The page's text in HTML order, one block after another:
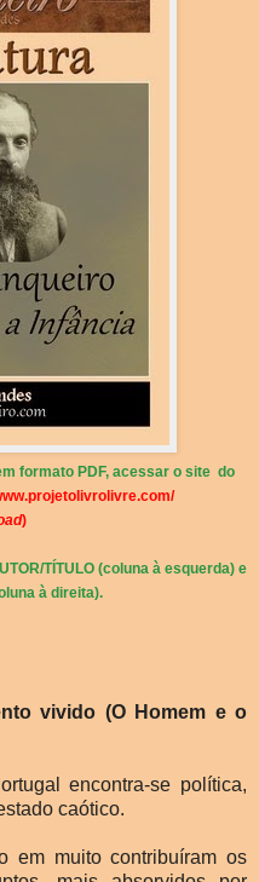
formato PDF, acessar o site do
)
TÍTULO (coluna à esquerda) e
à direita).
vivido (O Homem e o
encontra-se política,
caótico.
em muito contribuíram os